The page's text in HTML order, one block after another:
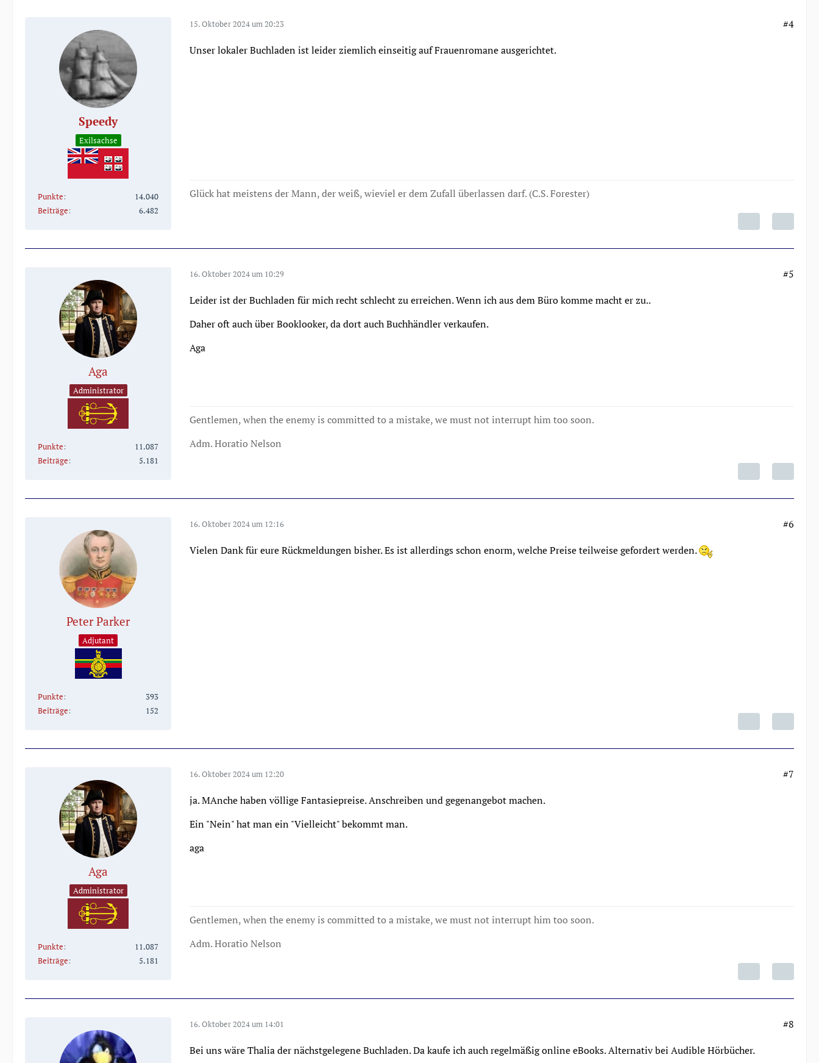
Speedy
Exilsachse
Punkte
14.040
Beiträge
6.482
15. Oktober 2024 um 20:23
#4
Unser lokaler Buchladen ist leider ziemlich einseitig auf Frauenromane ausgerichtet.
Glück hat meistens der Mann, der weiß, wieviel er dem Zufall überlassen darf. (C.S. Forester)
Aga
Administrator
Punkte
11.087
Beiträge
5.181
16. Oktober 2024 um 10:29
#5
Leider ist der Buchladen für mich recht schlecht zu erreichen. Wenn ich aus dem Büro komme macht er zu..
Daher oft auch über Booklooker, da dort auch Buchhändler verkaufen.
Aga
Gentlemen, when the enemy is committed to a mistake, we must not interrupt him too soon.
Adm. Horatio Nelson
Peter Parker
Adjutant
Punkte
393
Beiträge
152
16. Oktober 2024 um 12:16
#6
Vielen Dank für eure Rückmeldungen bisher. Es ist allerdings schon enorm, welche Preise teilweise gefordert werden.
Aga
Administrator
Punkte
11.087
Beiträge
5.181
16. Oktober 2024 um 12:20
#7
ja. MAnche haben völlige Fantasiepreise. Anschreiben und gegenangebot machen.
Ein "Nein" hat man ein "Vielleicht" bekommt man.
aga
Gentlemen, when the enemy is committed to a mistake, we must not interrupt him too soon.
Adm. Horatio Nelson
16. Oktober 2024 um 14:01
#8
Bei uns wäre Thalia der nächstgelegene Buchladen. Da kaufe ich auch regelmäßig online eBooks. Alternativ bei Audible Hörbücher.